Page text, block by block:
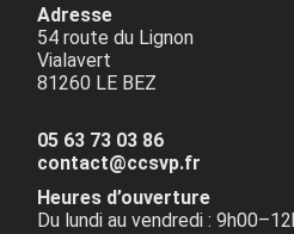
Adresse
54 route du Lignon
Vialavert
81260 LE BEZ
05 63 73 03 86
contact@ccsvp.fr
Heures d’ouverture
Du lundi au vendredi :